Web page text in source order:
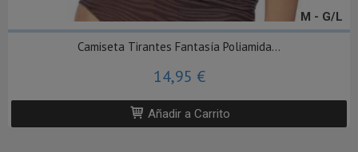
M - G/L
Camiseta Tirantes Fantasía Poliamida...
14,95 €
Añadir a Carrito